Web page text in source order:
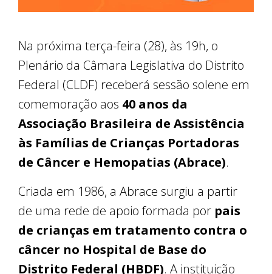
Na próxima terça-feira (28), às 19h, o
Plenário da Câmara Legislativa do Distrito
Federal (CLDF) receberá sessão solene em
comemoração aos 40 anos da
Associação Brasileira de Assistência
às Famílias de Crianças Portadoras
de Câncer e Hemopatias (Abrace).
Criada em 1986, a Abrace surgiu a partir
de uma rede de apoio formada por pais
de crianças em tratamento contra o
câncer no Hospital de Base do
Distrito Federal (HBDF). A instituição